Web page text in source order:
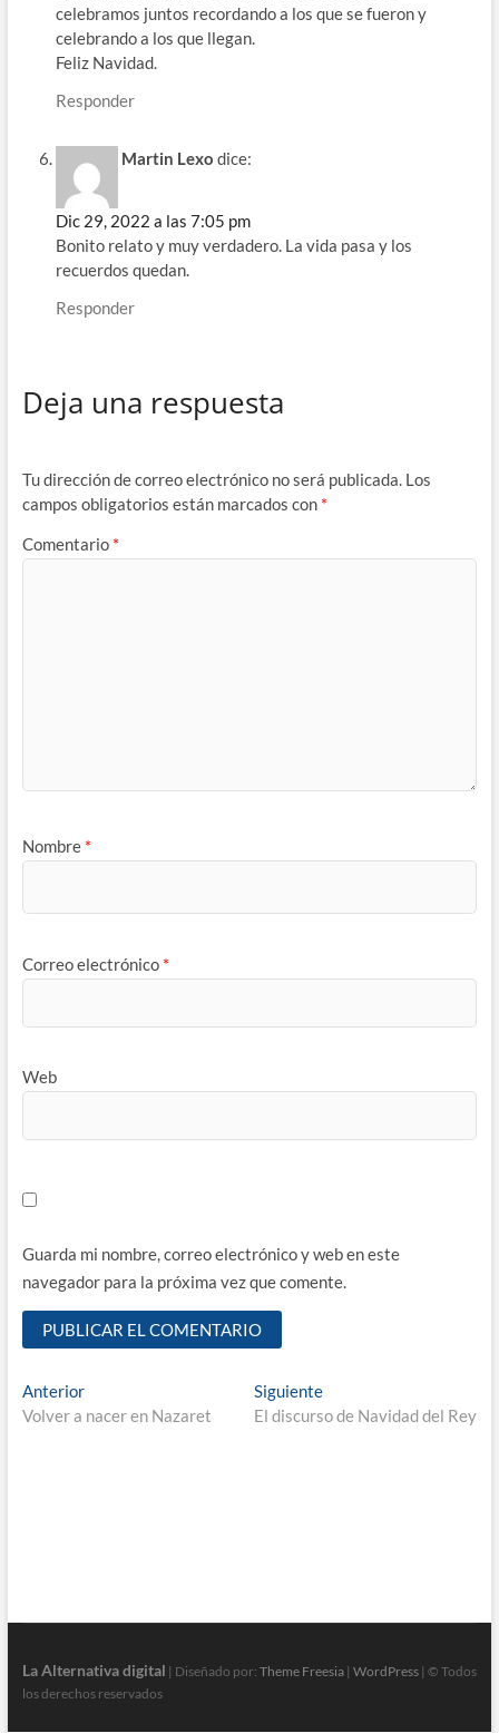
celebramos juntos recordando a los que se fueron y
celebrando a los que llegan.
Feliz Navidad.
Responder
Martin Lexo dice:
Dic 29, 2022 a las 7:05 pm
Bonito relato y muy verdadero. La vida pasa y los
recuerdos quedan.
Responder
Deja una respuesta
Tu dirección de correo electrónico no será publicada. Los
campos obligatorios están marcados con *
Comentario *
Nombre *
Correo electrónico *
Web
Guarda mi nombre, correo electrónico y web en este
navegador para la próxima vez que comente.
Navegación
de
AnteriorEntrada
anterior:
Volver a nacer en Nazaret
SiguienteEntrada
siguiente:
El discurso de Navidad del Rey
La Alternativa digital | Diseñado por: Theme Freesia| WordPress| © Todos
los derechos reservados